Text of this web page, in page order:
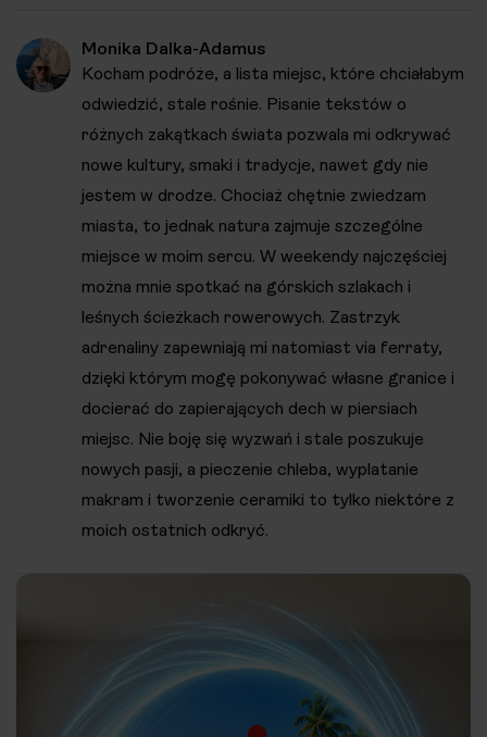
Monika Dalka-Adamus
Kocham podróże, a lista miejsc, które chciałabym
odwiedzić, stale rośnie. Pisanie tekstów o
różnych zakątkach świata pozwala mi odkrywać
nowe kultury, smaki i tradycje, nawet gdy nie
jestem w drodze. Chociaż chętnie zwiedzam
miasta, to jednak natura zajmuje szczególne
miejsce w moim sercu. W weekendy najczęściej
można mnie spotkać na górskich szlakach i
leśnych ścieżkach rowerowych. Zastrzyk
adrenaliny zapewniają mi natomiast via ferraty,
dzięki którym mogę pokonywać własne granice i
docierać do zapierających dech w piersiach
miejsc. Nie boję się wyzwań i stale poszukuje
nowych pasji, a pieczenie chleba, wyplatanie
makram i tworzenie ceramiki to tylko niektóre z
moich ostatnich odkryć.